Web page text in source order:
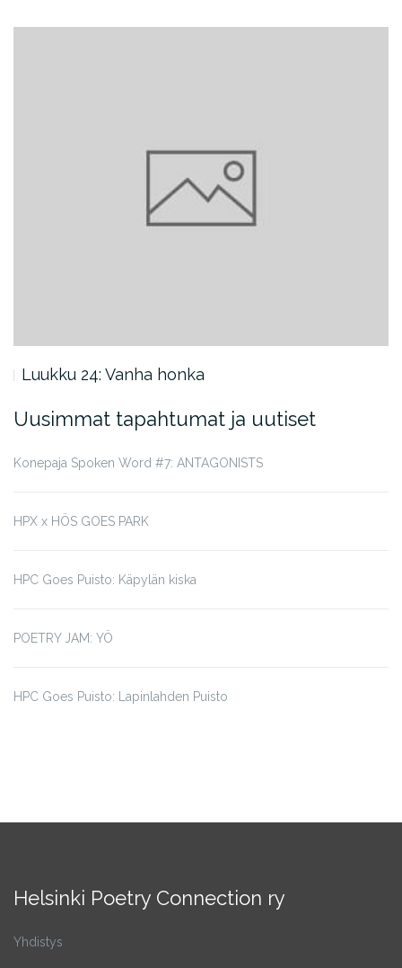
Luukku 24: Vanha honka
Uusimmat tapahtumat ja uutiset
Konepaja Spoken Word #7: ANTAGONISTS
HPX x HÖS GOES PARK
HPC Goes Puisto: Käpylän kiska
POETRY JAM: YÖ
HPC Goes Puisto: Lapinlahden Puisto
Helsinki Poetry Connection ry
Yhdistys